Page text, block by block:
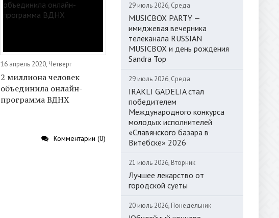
16 апрель 2020, Четверг
2 миллиона человек
объединила онлайн-
программа ВДНХ
Комментарии (0)
29 июль 2026, Среда
MUSICBOX PARTY —
имиджевая вечерника
телеканала RUSSIAN
MUSICBOX и день рождения
Sandra Top
29 июль 2026, Среда
IRAKLI GADELIA стал
победителем
Международного конкурса
молодых исполнителей
«Славянского базара в
Витебске» 2026
21 июль 2026, Вторник
Лучшее лекарство от
городской суеты
20 июль 2026, Понедельник